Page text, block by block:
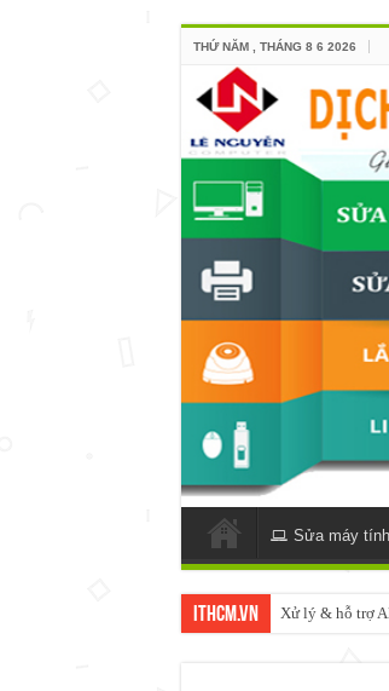
THỨ NĂM , THÁNG 8 6 2026
Sửa máy tính
ItHCM.VN Xử lý & hỗ trợ
NAS IO